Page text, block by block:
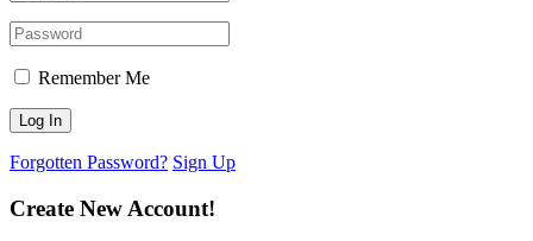
Remember Me
Forgotten Password? Sign Up
Create New Account!